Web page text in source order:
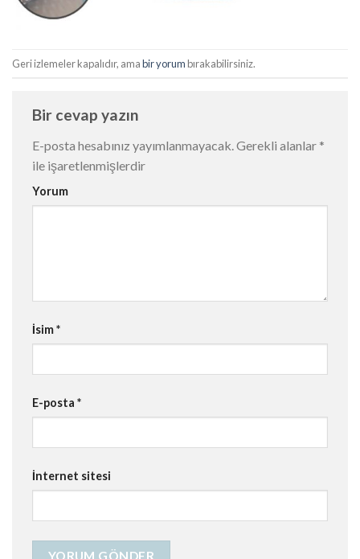
Geri izlemeler kapalıdır, amabir yorumbırakabilirsiniz.
Bir cevap yazın
E-posta hesabınız yayımlanmayacak.Gerekli alanlar *
ile işaretlenmişlerdir
Yorum
İsim*
E-posta *
İnternet sitesi